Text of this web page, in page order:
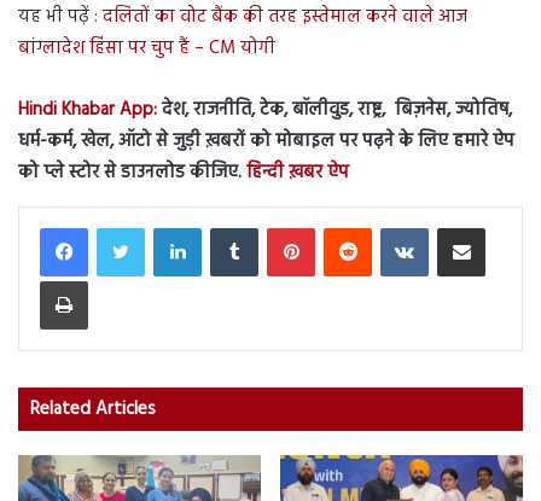
यह भी पढ़ें : दलितों का वोट बैंक की तरह इस्तेमाल करने वाले आज
बांग्लादेश हिंसा पर चुप हैं – CM योगी
Hindi Khabar App:देश, राजनीति, टेक, बॉलीवुड, राष्ट्र, बिज़नेस, ज्योतिष,
धर्म-कर्म, खेल, ऑटो से जुड़ी ख़बरों को मोबाइल पर पढ़ने के लिए हमारे ऐप
को प्ले स्टोर से डाउनलोड कीजिए.हिन्दी ख़बर ऐप
LinkedInTumblr PinterestReddit VKontakteShare via Email
Print
Related Articles